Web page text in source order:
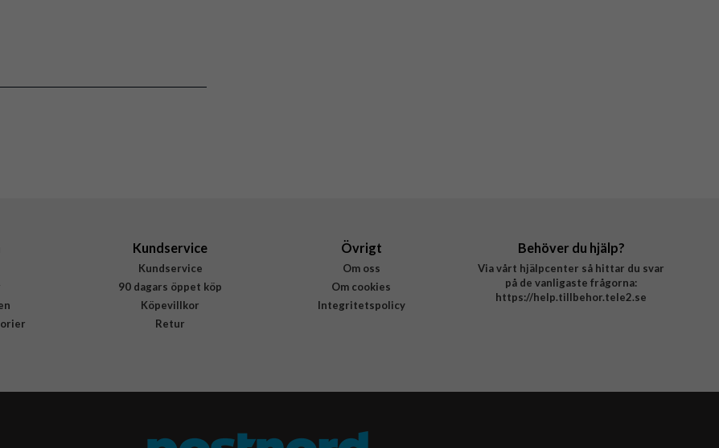
MagSafe-kompatibel, Stöttålig
Kundservice
Kundservice
90 dagars öppet köp
Köpevillkor
Retur
Övrigt
Om oss
Om cookies
Integritetspolicy
Behöver du hjälp?
Via vårt hjälpcenter så hittar du svar
på de vanligaste frågorna:
https://help.tillbehor.tele2.se